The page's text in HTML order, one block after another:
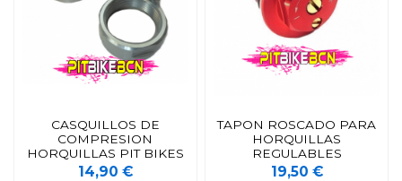
CASQUILLOS DE
COMPRESION
HORQUILLAS PIT BIKES
14,90 €
TAPON ROSCADO PARA
HORQUILLAS
REGULABLES
19,50 €